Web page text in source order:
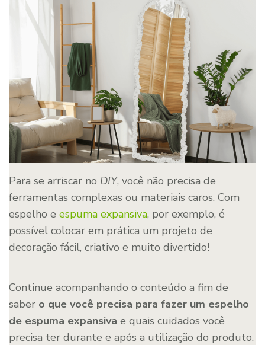
Para se arriscar no DIY, você não precisa de
ferramentas complexas ou materiais caros. Com
espelho e espuma expansiva, por exemplo, é
possível colocar em prática um projeto de
decoração fácil, criativo e muito divertido!
Continue acompanhando o conteúdo a fim de
saber o que você precisa para fazer um espelho
de espuma expansiva e quais cuidados você
precisa ter durante e após a utilização do produto.